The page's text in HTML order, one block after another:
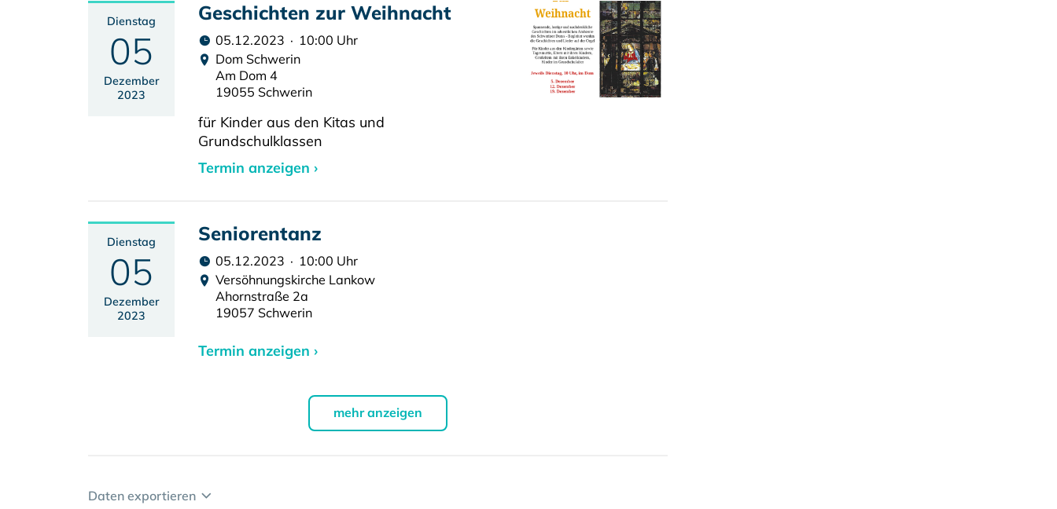
Dienstag
05
Dezember
2023
Geschichten zur Weihnacht
05.12.2023 · 10:00 Uhr
Dom Schwerin
Am Dom 4
19055 Schwerin
für Kinder aus den Kitas und
Grundschulklassen
Termin anzeigen ›
Dienstag
05
Dezember
2023
Seniorentanz
05.12.2023 · 10:00 Uhr
Versöhnungskirche Lankow
Ahornstraße 2a
19057 Schwerin
Termin anzeigen ›
mehr anzeigen
Daten exportieren